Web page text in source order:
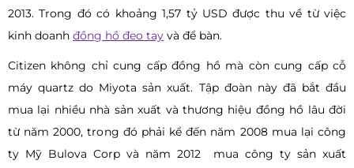
2013. Trong đó có khoảng 1,57 tỷ USD được thu về từ việc
kinh doanh đồng hồ đeo tay và để bàn.
Citizen không chỉ cung cấp đồng hồ mà còn cung cấp cỗ
máy quartz do Miyota sản xuất. Tập đoàn này đã bắt đầu
mua lại nhiều nhà sản xuất và thương hiệu đồng hồ lâu đời
từ năm 2000, trong đó phải kể đến năm 2008 mua lại công
ty Mỹ Bulova Corp và năm 2012 mua công ty sản xuất